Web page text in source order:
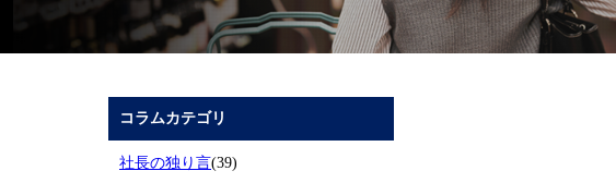
コラムカテゴリ
社長の独り言(39)